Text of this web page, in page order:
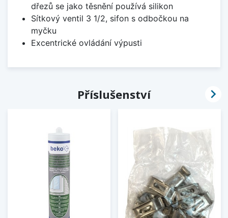
dřezů se jako těsnění používá silikon
Sítkový ventil 3 1/2, sifon s odbočkou na
myčku
Excentrické ovládání výpusti
Příslušenství 